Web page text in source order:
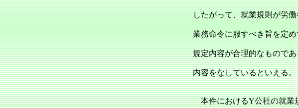
したがって、就業規則が労
業務命令に服すべき旨を定
規定内容が合理的なもので
内容をなしているといえる。
本件におけるY公社の就業